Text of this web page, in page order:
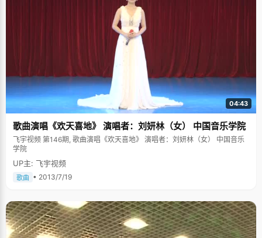
04:43
歌曲演唱《欢天喜地》 演唱者：刘妍林（女） 中国音乐学院
飞宇视频 第146期, 歌曲演唱《欢天喜地》 演唱者：刘妍林（女） 中国音乐
学院
UP主: 飞宇视频
歌曲 • 2013/7/19